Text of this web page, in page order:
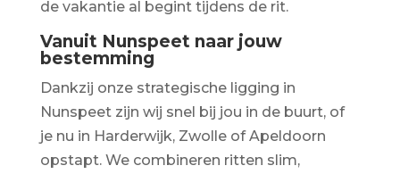
de vakantie al begint tijdens de rit.
Vanuit Nunspeet naar jouw
bestemming
Dankzij onze strategische ligging in
Nunspeet zijn wij snel bij jou in de buurt, of
je nu in Harderwijk, Zwolle of Apeldoorn
opstapt. We combineren ritten slim,